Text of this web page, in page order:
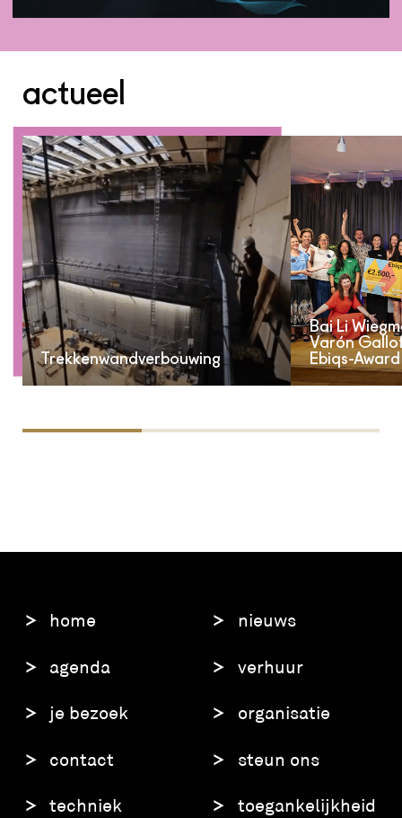
actueel
Trekkenwandverbouwing
Bai Li
Varón
Ebiqs-Award
home
agenda
je bezoek
contact
techniek
nieuws
verhuur
organisatie
steun ons
toegankelijkheid